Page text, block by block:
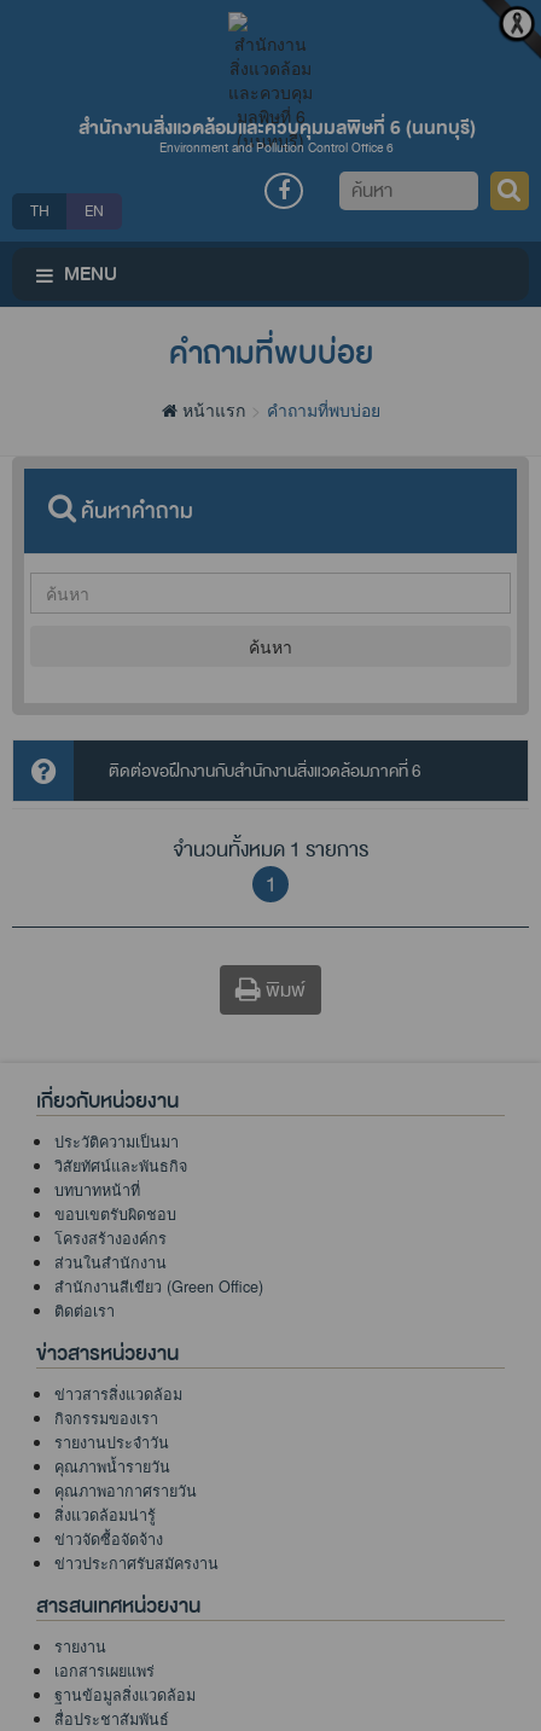
สำนักงานสิ่งแวดล้อมและควบคุมมลพิษที่ 6 (นนทบุรี)
Environment and Pollution Control Office 6
TH EN
ค้นหา
MENU
คำถามที่พบบ่อย
หน้าแรก คำถามที่พบบ่อย
ค้นหาคำถาม
ค้นหา
ติดต่อขอฝึกงานกับสำนักงานสิ่งแ​วดล้อมภาคที่ 6
จำนวนทั้งหมด 1 รายการ
1
พิมพ์
เกี่ยวกับหน่วยงาน
ประวัติความเป็นมา
วิสัยทัศน์และพันธกิจ
บทบาทหน้าที่
ขอบเขตรับผิดชอบ
โครงสร้างองค์กร
ส่วนในสำนักงาน
สำนักงานสีเขียว (Green Office)
ติดต่อเรา
ข่าวสารหน่วยงาน
ข่าวสารสิ่งแวดล้อม
กิจกรรมของเรา
รายงานประจำวัน
คุณภาพน้ำรายวัน
คุณภาพอากาศรายวัน
สิ่งแวดล้อมน่ารู้
ข่าวจัดซื้อจัดจ้าง
ข่าวประกาศรับสมัครงาน
สารสนเทศหน่วยงาน
รายงาน
เอกสารเผยแพร่
ฐานข้อมูลสิ่งแวดล้อม
สื่อประชาสัมพันธ์